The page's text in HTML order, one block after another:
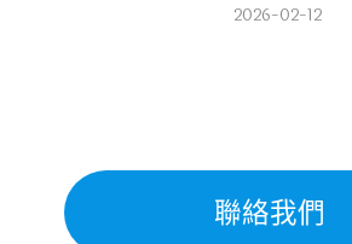
2026-02-12
聯絡我們